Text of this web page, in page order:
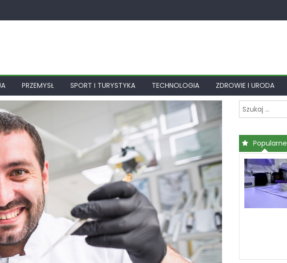
PRZEMYSŁ SPORT I TURYSTYKA TECHNOLOGIA ZDROWIE I URODA
Szukaj:
Popularne